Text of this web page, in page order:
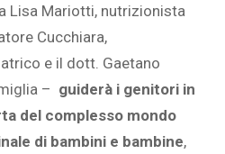
Lisa Mariotti, nutrizionista
Cucchiara,
e il dott. Gaetano
– guiderà i genitori in
del complesso mondo
di bambini e bambine,